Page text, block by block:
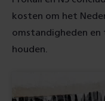
kosten om het
omstandigheden en
houden.